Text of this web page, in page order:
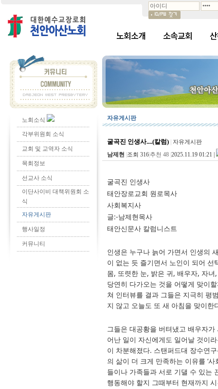
노회소개 소속교회
노회소식
각부위원회 소식
교회 및 교역자 소식
목회정보
선교사 소식
이단사이비 대책위원회 소
식
자유게시판
행사일정
커뮤니티
자유게시판
굴곡진 인생사....(칼럼)
자유게시판
남제현 조회 316 추천 48 2025.11.19 01:21 |
굴곡진 인생사
태안장로교회 원로목사
사회복지사
글:-남제현목사
태안신문사 칼럼니스트
인생은 누구나 늙어 가면서 인생의
이 없는 듯 즐기면서 노인이 되어
몸, 또렷한 눈, 밝은 귀, 배우자, 자
당연히 다가오는 것을 어떻게 맞이
쳐 인터뷰를 결과 그들은 지극히 평
지 않고 오늘도 또 새 아침을 맞이한
그들은 대공황을 버텨냈고 배우자
어난 일이 자신에게도 일어날 것이
이 차분해졌다. 스탠퍼드대 장수연
의 삶이 더 크게 만족하는 이유를 ‘
들이나 가족들과 서로 기댈 수 있는
행동해야 할지 그때부터 현재까지